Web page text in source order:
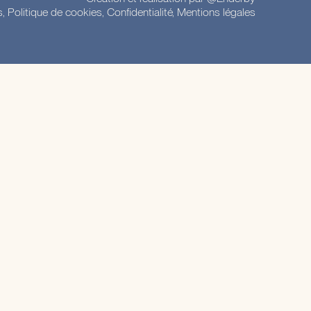
Politique de cookies, Confidentialité, Mentions légales